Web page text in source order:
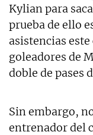
Kylian para
prueba de ello
asistencias
goleadores de
doble de pases
Sin embargo,
entrenador del